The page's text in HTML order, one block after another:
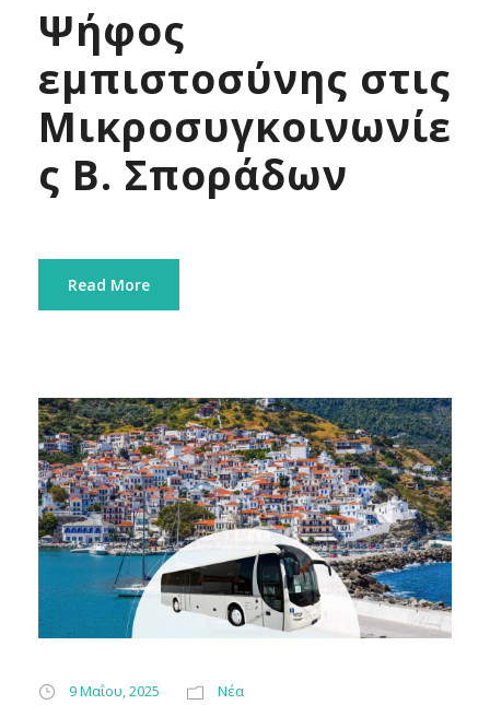
Ψήφος
εμπιστοσύνης στις
Μικροσυγκοινωνίε
ς Β. Σποράδων
Read More
9 Μαΐου, 2025 Νέα